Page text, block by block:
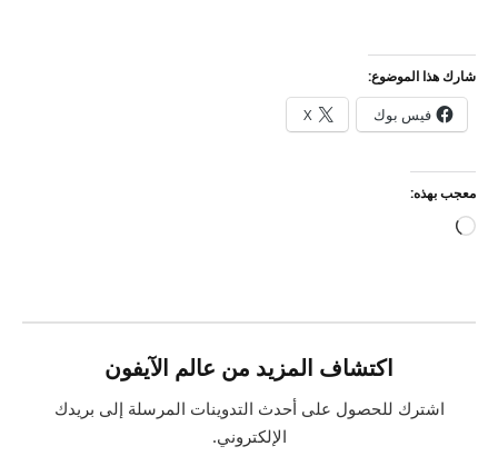
شارك هذا الموضوع:
فيس بوك X
معجب بهذه:
جاري
اكتشاف المزيد من عالم الآيفون
اشترك للحصول على أحدث التدوينات المرسلة إلى بريدك
الإلكتروني.